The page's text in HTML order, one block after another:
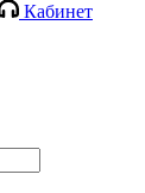
Кабинет